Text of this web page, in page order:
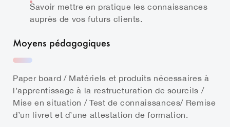
Savoir mettre en pratique les connaissances
auprès de vos futurs clients.
Moyens pédagogiques
Paper board / Matériels et produits nécessaires à
l’apprentissage à la restructuration de sourcils /
Mise en situation / Test de connaissances/ Remise
d’un livret et d’une attestation de formation.